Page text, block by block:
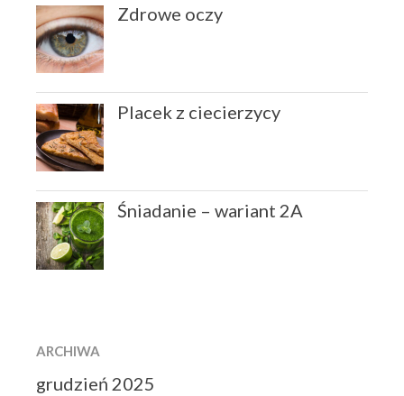
Zdrowe oczy
Placek z ciecierzycy
Śniadanie – wariant 2A
ARCHIWA
grudzień 2025